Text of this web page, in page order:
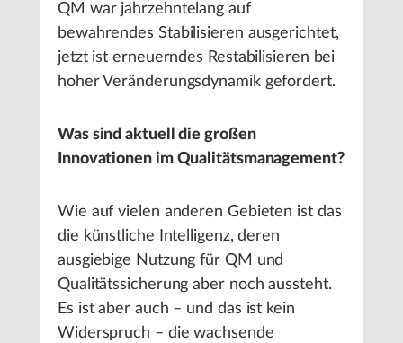
QM war jahrzehntelang auf
bewahrendes Stabilisieren ausgerichtet,
jetzt ist erneuerndes Restabilisieren bei
hoher Veränderungsdynamik gefordert.
Was sind aktuell die großen
Innovationen im Qualitätsmanagement?
Wie auf vielen anderen Gebieten ist das
die künstliche Intelligenz, deren
ausgiebige Nutzung für QM und
Qualitätssicherung aber noch aussteht.
Es ist aber auch – und das ist kein
Widerspruch – die wachsende